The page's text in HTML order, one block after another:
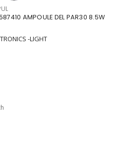
AMPOULE DEL PAR30 8.5W
-LIGHT